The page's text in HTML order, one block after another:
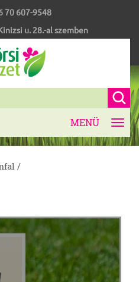
70 607-9548
u. 28.-al szemben
MENÜ
/